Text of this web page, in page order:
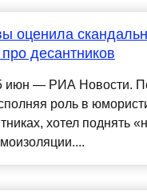
оценила
десантников
июн — РИА Новости.
роль в
хотел поднять